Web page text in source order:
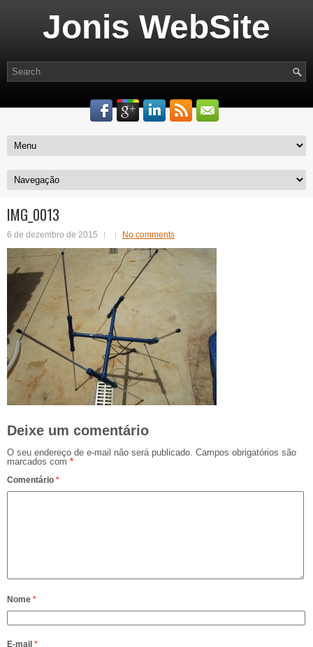
Jonis WebSite
IMG_0013
6 de dezembro de 2015 No comments
Deixe um comentário
O seu endereço de e-mail não será publicado. Campos obrigatórios são
marcados com *
Comentário *
Nome *
E-mail *